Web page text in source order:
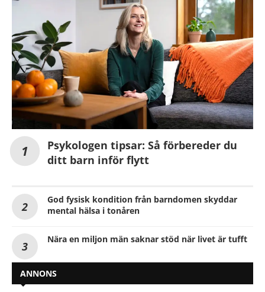
Psykologen tipsar: Så förbereder du
ditt barn inför flytt
God fysisk kondition från barndomen skyddar
mental hälsa i tonåren
Nära en miljon män saknar stöd när livet är tufft
ANNONS